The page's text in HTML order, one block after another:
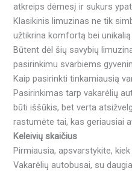
atkreips dėmesį ir sukurs
Klasikinis limuzinas ne tik
užtikrina komfortą bei
Būtent dėl šių savybių
pasirinkimu svarbiems
Kaip pasirinkti tinkamiausią
Pasirinkimas tarp vakarėlių
būti iššūkis, bet verta
rastumėte tai, kas geriausiai
Keleivių skaičius
Pirmiausia, apsvarstykite,
Vakarėlių autobusai, su